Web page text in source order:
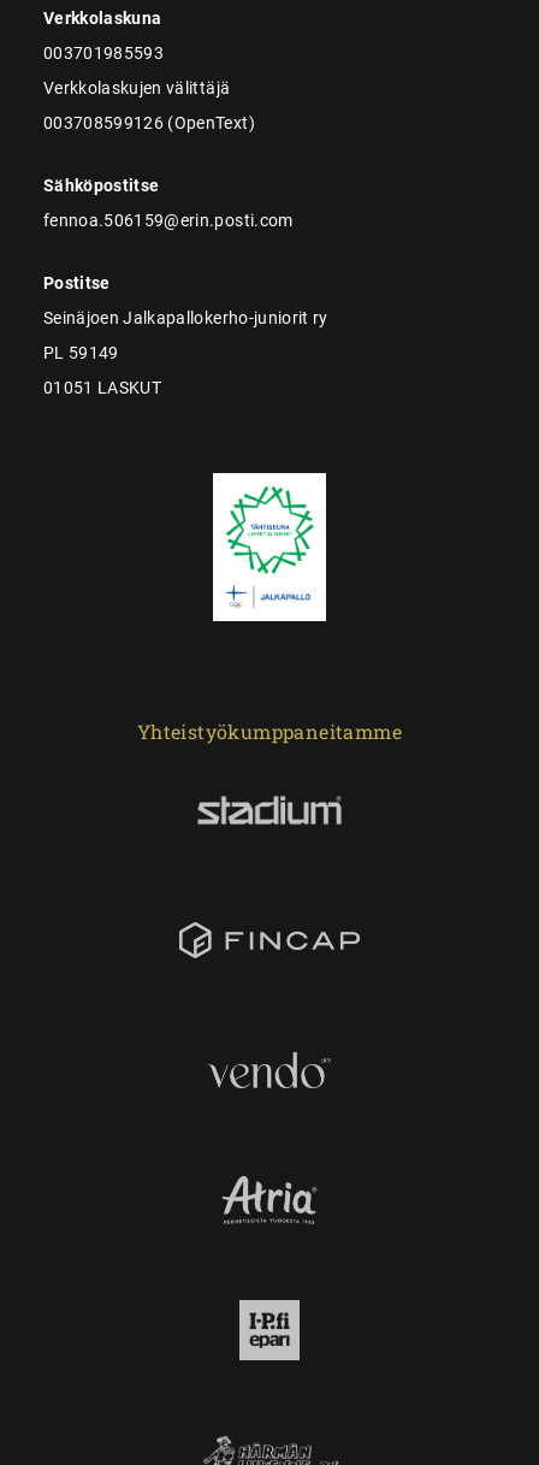
Verkkolaskuna
003701985593
Verkkolaskujen välittäjä
003708599126 (OpenText)
Sähköpostitse
fennoa.506159@erin.posti.com
Postitse
Seinäjoen Jalkapallokerho-juniorit ry
PL 59149
01051 LASKUT
Yhteistyökumppaneitamme